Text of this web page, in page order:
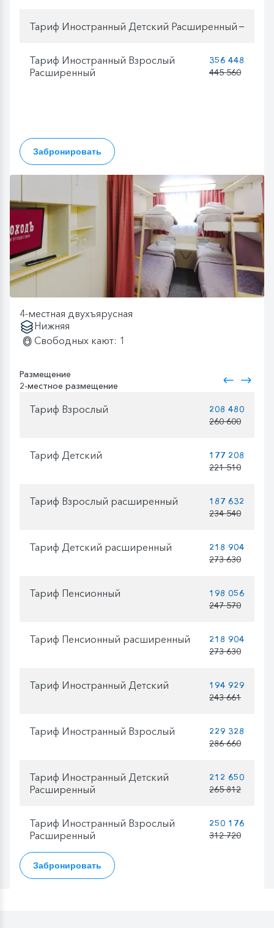
Тариф Иностранный Детский Расширенный —
Тариф Иностранный Взрослый
Расширенный
356 448
445 560
Забронировать
4-местная двухъярусная
Нижняя
Свободных кают: 1
Размещение
2-местное размещение
Тариф Взрослый
208 480
260 600
Тариф Детский
177 208
221 510
Тариф Взрослый расширенный
187 632
234 540
Тариф Детский расширенный
218 904
273 630
Тариф Пенсионный
198 056
247 570
Тариф Пенсионный расширенный
218 904
273 630
Тариф Иностранный Детский
194 929
243 661
Тариф Иностранный Взрослый
229 328
286 660
Тариф Иностранный Детский
Расширенный
212 650
265 812
Тариф Иностранный Взрослый
Расширенный
250 176
312 720
Забронировать